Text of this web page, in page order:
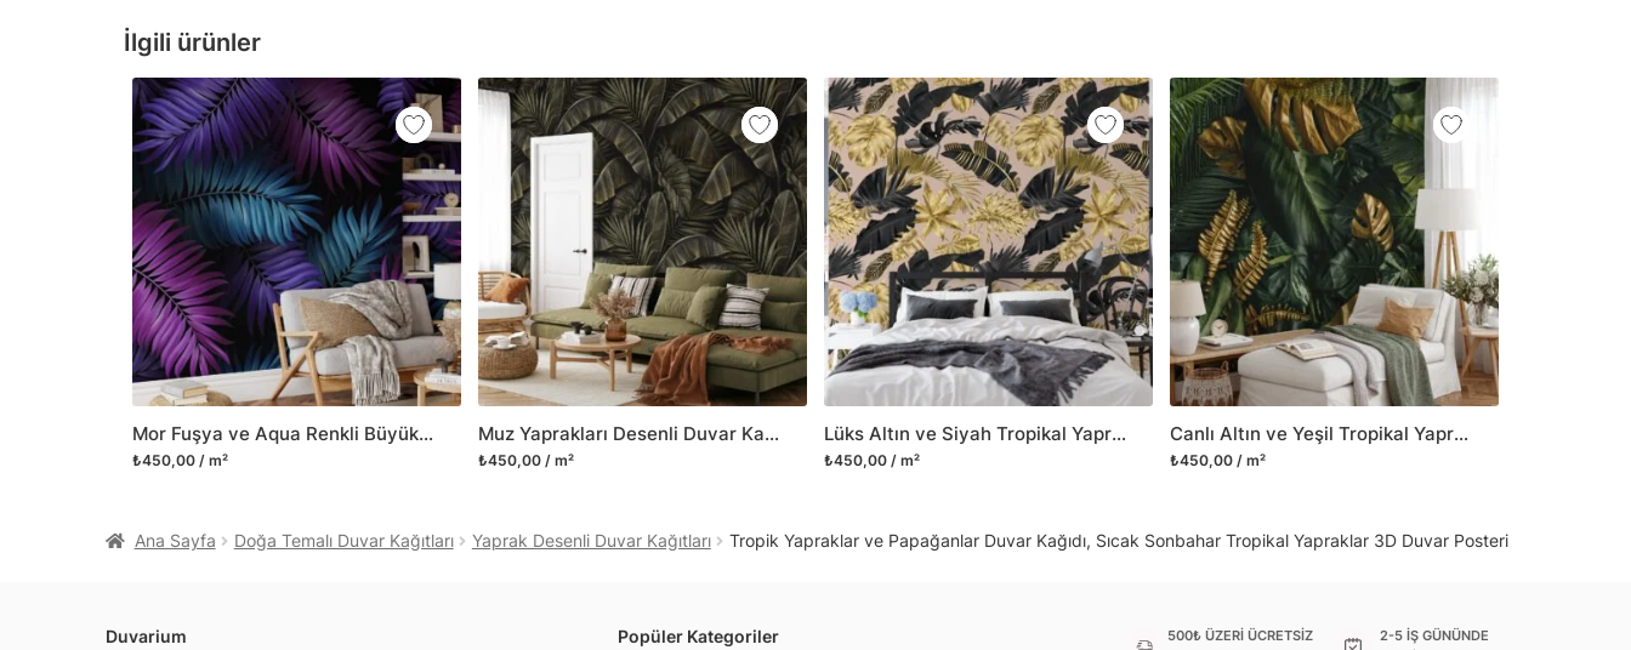
İlgili ürünler
Mor Fuşya ve Aqua Renkli Büyük Tropikal Yapraklar, Canlı Alan İçin Koyu Çiçekli 3D Duvar Kağıdı
₺450,00 / m²
Muz Yaprakları Desenli Duvar Kağıdı, Vintage Tropikal 3D Duvar Posteri
₺450,00 / m²
Lüks Altın ve Siyah Tropikal Yapraklar, Şeftali Pembesi Zemin Üzerine Modern 3D Duvar Kağıdı
₺450,00 / m²
Canlı Altın ve Yeşil Tropikal Yapraklar, Orman Arka Planlı Duvar Kağıdı, Yemyeşil 3D Duvar Kağıdı
₺450,00 / m²
yapışkanlı folyolarımız da geniş kullanım amacına sahiptir. Bu
folyolar sayesinde masa, çekmece, dolap kapakları gibi
mobilyalarınıza ilk günkü gibi yeni bir görünüm kazandırabilirsiniz.
Yüzeyi düz olan cam dahil her türlü yüzeye yapışabilen ve suya
dayanıklı yapışkanlı folyo modellerimizi ilgili kategoride
bulabilirsiniz.
Duvarium, yalnızca bu ürünlerle sınırlı kalmayıp aynı zamanda
kanvas tablo gibi çeşitli duvar dekorasyon ürünlerinin de üretimini
ve satışını yapmaktadır. Duvar tasarımının önemini biliyor ve evin en
kritik dekorasyon alanı olduğunu kabul ediyoruz. Bu nedenle ürün
yelpazemizi sürekli genişletiyor ve trendlere ayak uydurmanın yanı
sıra yeni trendlerin oluşumunda da öncü rol üstleniyoruz.
Herhangi bir soru ya da sorununuz olursa bizimle iletişime
geçebilirsiniz.
Ana Sayfa Doğa Temalı Duvar Kağıtları Yaprak Desenli Duvar Kağıtları Tropik Yapraklar ve Papağanlar Duvar Kağıdı, Sıcak Sonbahar Tropikal Yapraklar 3D Duvar Posteri
Duvarium Popüler Kategoriler
500₺ ÜZERİ ÜCRETSİZ
2-5 İŞ GÜNÜNDE